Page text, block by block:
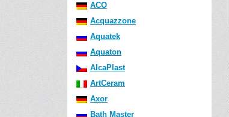
ACO
Acquazzone
Aquatek
Aquaton
AlcaPlast
ArtCeram
Axor
Bath Master